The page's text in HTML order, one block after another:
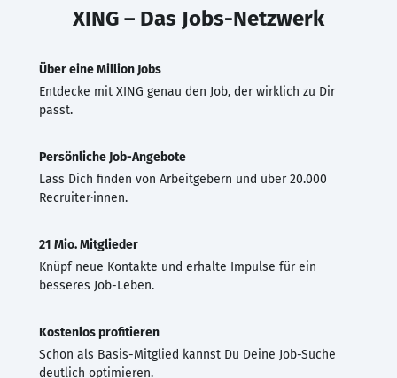
XING – Das Jobs-Netzwerk
Über eine Million Jobs
Entdecke mit XING genau den Job, der wirklich zu Dir
passt.
Persönliche Job-Angebote
Lass Dich finden von Arbeitgebern und über 20.000
Recruiter·innen.
21 Mio. Mitglieder
Knüpf neue Kontakte und erhalte Impulse für ein
besseres Job-Leben.
Kostenlos profitieren
Schon als Basis-Mitglied kannst Du Deine Job-Suche
deutlich optimieren.